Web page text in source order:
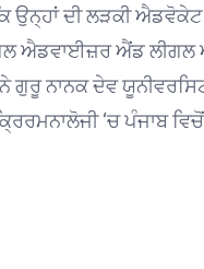
ਦੀ ਲੜਕੀ
ਐਡਵਾਈਜ਼ਰ ਐਂਡ
ਗੁਰੂ ਨਾਨਕ ਦੇਵ
‘ਚ ਪੰਜਾਬ